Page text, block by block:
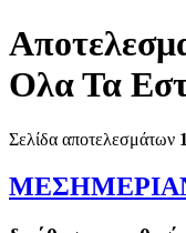
Ολα Τα
Σελίδα αποτελεσμάτων 1